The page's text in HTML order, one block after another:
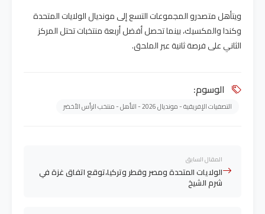
ويتأهل متصدرو المجموعات التسع إلى مونديال الولايات المتحدة
وكندا والمكسيك، بينما تحصل أفضل أربعة منتخبات تحتل المركز
الثاني على فرصة ثانية عبر الملحق.
الوسوم:
التصفيات الإفريقية - مونديال 2026 - التأهل - منتخب الرأس الأخضر
المقال السابق
الولايات المتحدة ومصر وقطر وتركيا،توقع اتفاق غزة في
شرم الشيخ